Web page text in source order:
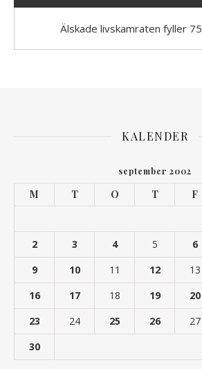
Älskade livskamraten fyller
KALENDER
september 2002
M T O T F
2
3 4 5 6
9
10 11 12 13
16
17 18 19 20
23
24 25 26 27
30